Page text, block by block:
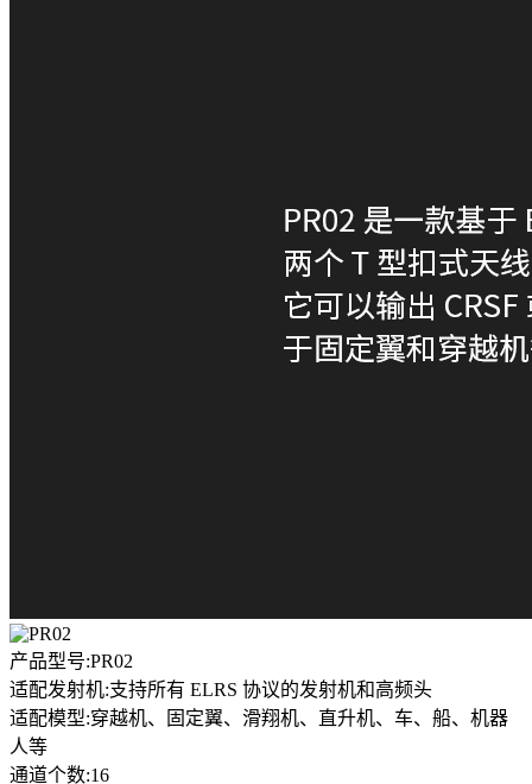
产品型号:PR02
适配发射机:支持所有 ELRS 协议的发射机和高频头
适配模型:穿越机、固定翼、滑翔机、直升机、车、船、机器
人等
通道个数:16